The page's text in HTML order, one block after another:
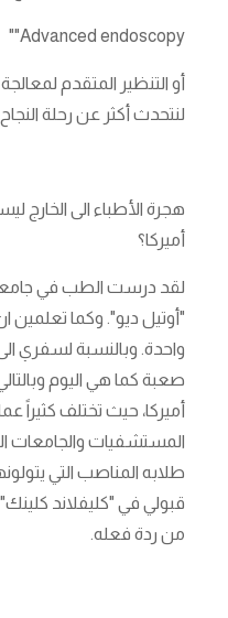
Advanced endoscopy""
أو التنظير المتقدم
لنتحدث أكثر عن رحلة
هجرة الأطباء الى الخارج
أميركا؟
"أوتيل ديو". وكما
واحدة. وبالنسبة لسفري
صعبة كما هي اليوم
أميركا، حيث تختلف
المستشفيات والجامعات
طلابه المناصب التي
قبولي في "كليفلاند
من ردة فعله.